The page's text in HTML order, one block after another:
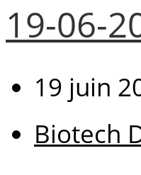
19-06-
19 juin
Biotech